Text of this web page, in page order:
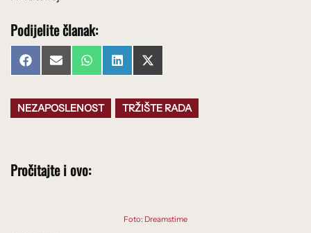
Podijelite članak:
Share
on
FacebookShare
on
Email Share
on
WhatsAppShare
on
LinkedInShare
on
X
(Twitter)
NEZAPOSLENOST TRŽIŠTE RADA
Pročitajte i ovo:
Foto: Dreamstime